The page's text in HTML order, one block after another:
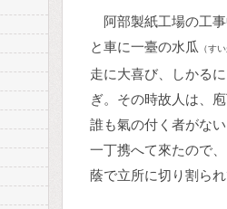
阿部製紙工場の工
と車に一臺の水瓜
（す
走に大喜び、しかる
ぎ。その時故人は、
誰も氣の付く者がな
一丁携へて來たので
蔭で立所に切り割ら